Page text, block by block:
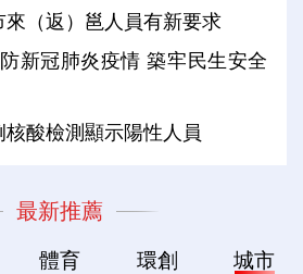
（返）邕人員有新要求
新冠肺炎疫情 築牢民生安全
酸檢測顯示陽性人員
最新推薦
體育 環創 城市